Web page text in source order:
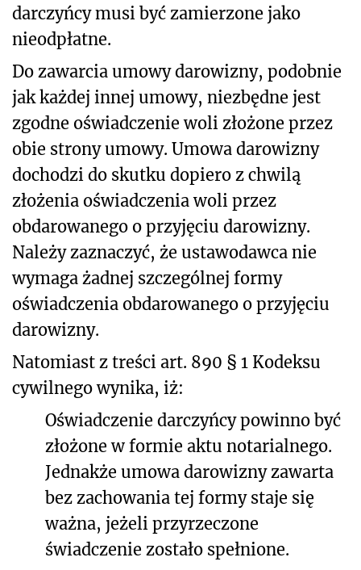
darczyńcy musi być zamierzone jako
nieodpłatne.
Do zawarcia umowy darowizny, podobnie
jak każdej innej umowy, niezbędne jest
zgodne oświadczenie woli złożone przez
obie strony umowy. Umowa darowizny
dochodzi do skutku dopiero z chwilą
złożenia oświadczenia woli przez
obdarowanego o przyjęciu darowizny.
Należy zaznaczyć, że ustawodawca nie
wymaga żadnej szczególnej formy
oświadczenia obdarowanego o przyjęciu
darowizny.
Natomiast z treści art. 890 § 1 Kodeksu
cywilnego wynika, iż:
Oświadczenie darczyńcy powinno być
złożone w formie aktu notarialnego.
Jednakże umowa darowizny zawarta
bez zachowania tej formy staje się
ważna, jeżeli przyrzeczone
świadczenie zostało spełnione.